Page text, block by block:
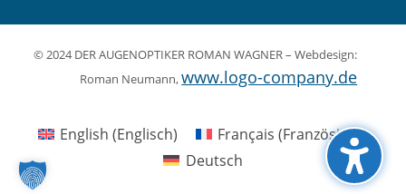
© 2024 DER AUGENOPTIKER ROMAN WAGNER – Webdesign:
Roman Neumann,www.logo-company.de
English (Englisch) Français (Französisch)
Deutsch